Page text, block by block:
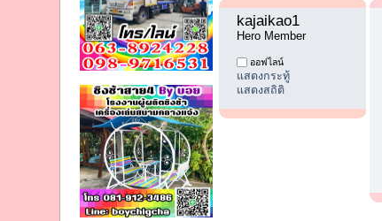
kajaikao1
Hero Member
ออฟไลน์
แสดงกระทู้
แสดงสถิติ